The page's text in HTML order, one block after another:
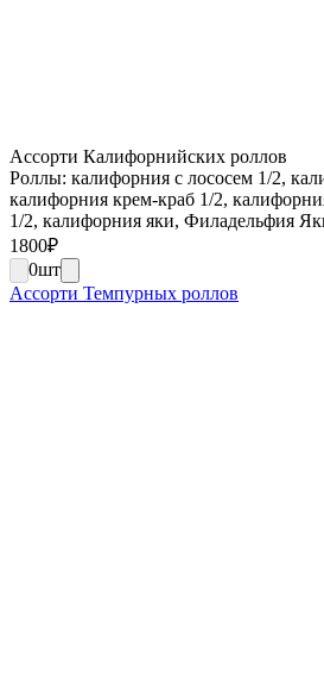
Ассорти Калифорнийских роллов
Роллы: калифорния с лососем 1/2,
калифорния крем-краб 1/2,
1/2, калифорния яки, Филадельфия
1800₽
0шт
Ассорти Темпурных роллов